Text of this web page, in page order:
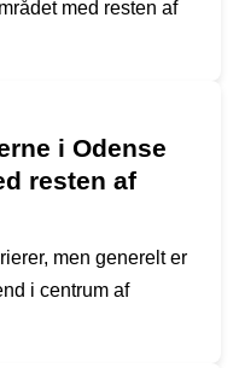
med resten af
i Odense
resten af
men generelt er
i centrum af